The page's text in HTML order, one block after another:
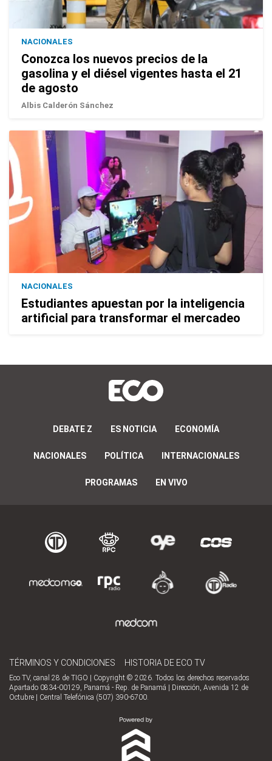
NACIONALES
Conozca los nuevos precios de la
gasolina y el diésel vigentes hasta el 21
de agosto
Albis Calderón Sánchez
NACIONALES
Estudiantes apuestan por la inteligencia
artificial para transformar el mercadeo
DEBATE Z ES NOTICIA ECONOMÍA
NACIONALES POLÍTICA INTERNACIONALES
PROGRAMAS EN VIVO
TÉRMINOS Y CONDICIONES HISTORIA DE ECO TV
Eco TV, canal 28 de TIGO | Copyright © 2026. Todos los derechos reservados
Apartado 0834-00129, Panamá - Rep. de Panamá | Dirección, Avenida 12 de
Octubre | Central Telefónica (507) 390-6700.